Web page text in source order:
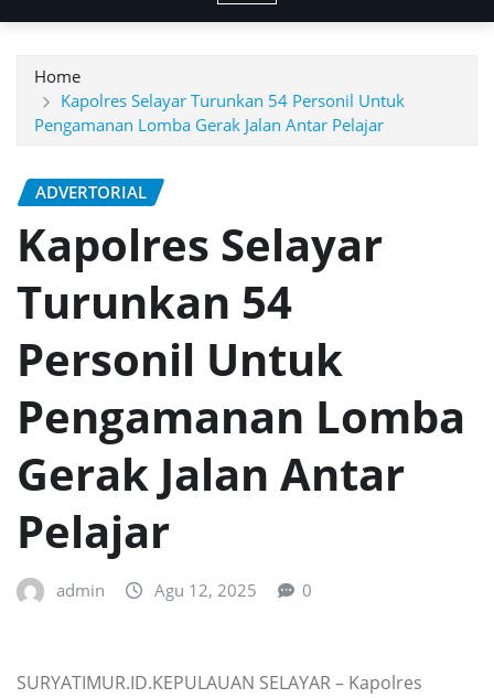
Home
Kapolres Selayar Turunkan 54 Personil Untuk
Pengamanan Lomba Gerak Jalan Antar Pelajar
ADVERTORIAL
Kapolres Selayar
Turunkan 54
Personil Untuk
Pengamanan Lomba
Gerak Jalan Antar
Pelajar
admin Agu 12, 2025 0
SURYATIMUR.ID.KEPULAUAN SELAYAR – Kapolres